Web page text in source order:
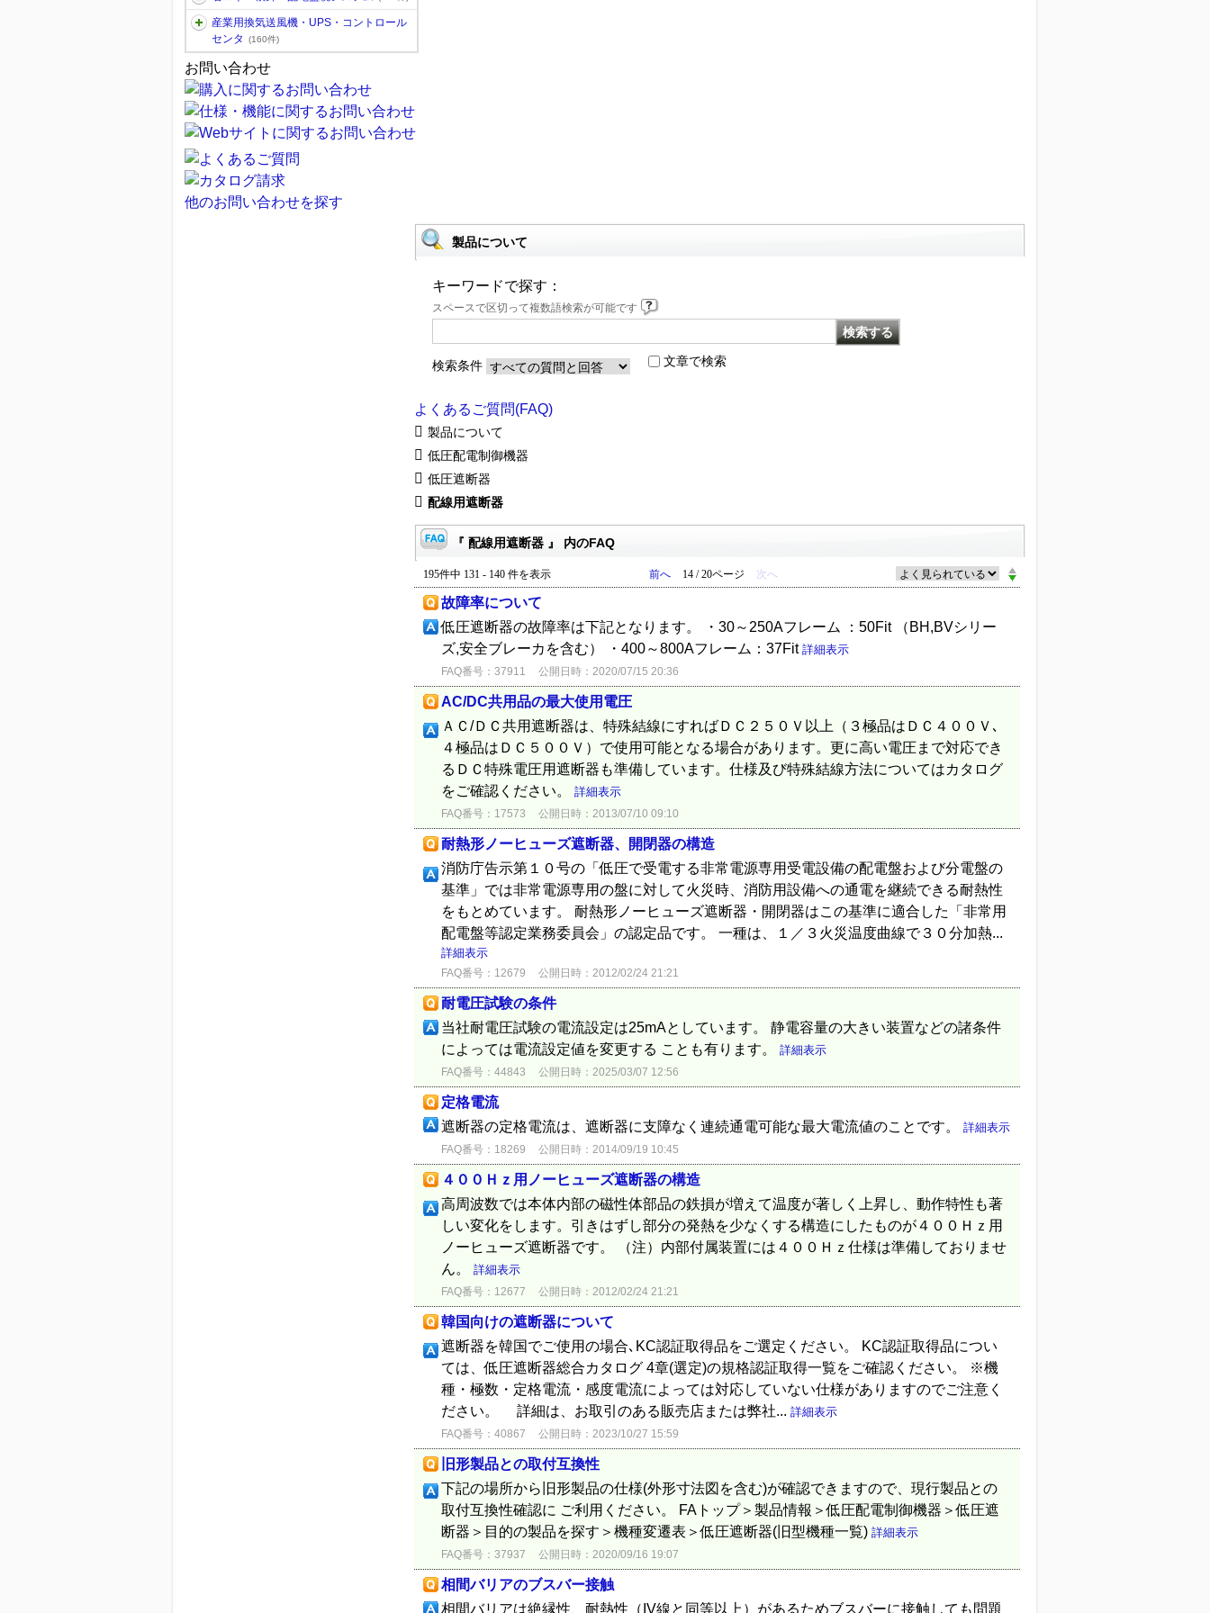
産業用換気送風機・UPS・コントロール
センタ
(160件)
お問い合わせ
他のお問い合わせを探す
製品について
キーワードで探す：
スペースで区切って複数語検索が可能です
検索条件 文章で検索
よくあるご質問(FAQ)
製品について
低圧配電制御機器
低圧遮断器
配線用遮断器
『 配線用遮断器 』 内のFAQ
195件中 131 - 140 件を表示 前へ 14 / 20ページ 次へ
故障率について
低圧遮断器の故障率は下記となります。 ・30～250Aフレーム ：50Fit （BH,BVシリー
ズ,安全ブレーカを含む） ・400～800Aフレーム：37Fit 詳細表示
FAQ番号：37911 公開日時：2020/07/15 20:36
AC/DC共用品の最大使用電圧
ＡＣ/ＤＣ共用遮断器は、特殊結線にすればＤＣ２５０Ｖ以上（３極品はＤＣ４００Ｖ､
４極品はＤＣ５００Ｖ）で使用可能となる場合があります。更に高い電圧まで対応でき
るＤＣ特殊電圧用遮断器も準備しています。仕様及び特殊結線方法についてはカタログ
をご確認ください。 詳細表示
FAQ番号：17573 公開日時：2013/07/10 09:10
耐熱形ノーヒューズ遮断器、開閉器の構造
消防庁告示第１０号の「低圧で受電する非常電源専用受電設備の配電盤および分電盤の
基準」では非常電源専用の盤に対して火災時、消防用設備への通電を継続できる耐熱性
をもとめています。 耐熱形ノーヒューズ遮断器・開閉器はこの基準に適合した「非常用
配電盤等認定業務委員会」の認定品です。 一種は、１／３火災温度曲線で３０分加熱...
詳細表示
FAQ番号：12679 公開日時：2012/02/24 21:21
耐電圧試験の条件
当社耐電圧試験の電流設定は25mAとしています。 静電容量の大きい装置などの諸条件
によっては電流設定値を変更する ことも有ります。 詳細表示
FAQ番号：44843 公開日時：2025/03/07 12:56
定格電流
遮断器の定格電流は、遮断器に支障なく連続通電可能な最大電流値のことです。 詳細表示
FAQ番号：18269 公開日時：2014/09/19 10:45
４００Ｈｚ用ノーヒューズ遮断器の構造
高周波数では本体内部の磁性体部品の鉄損が増えて温度が著しく上昇し、動作特性も著
しい変化をします。引きはずし部分の発熱を少なくする構造にしたものが４００Ｈｚ用
ノーヒューズ遮断器です。 （注）内部付属装置には４００Ｈｚ仕様は準備しておりませ
ん。 詳細表示
FAQ番号：12677 公開日時：2012/02/24 21:21
韓国向けの遮断器について
遮断器を韓国でご使用の場合､KC認証取得品をご選定ください。 KC認証取得品につい
ては、低圧遮断器総合カタログ 4章(選定)の規格認証取得一覧をご確認ください。 ※機
種・極数・定格電流・感度電流によっては対応していない仕様がありますのでご注意く
ださい。 詳細は、お取引のある販売店または弊社... 詳細表示
FAQ番号：40867 公開日時：2023/10/27 15:59
旧形製品との取付互換性
下記の場所から旧形製品の仕様(外形寸法図を含む)が確認できますので、現行製品との
取付互換性確認に ご利用ください。 FAトップ＞製品情報＞低圧配電制御機器＞低圧遮
断器＞目的の製品を探す＞機種変遷表＞低圧遮断器(旧型機種一覧) 詳細表示
FAQ番号：37937 公開日時：2020/09/16 19:07
相間バリアのブスバー接触
相間バリアは絶縁性、耐熱性（IV線と同等以上）があるためブスバーに接触しても問題